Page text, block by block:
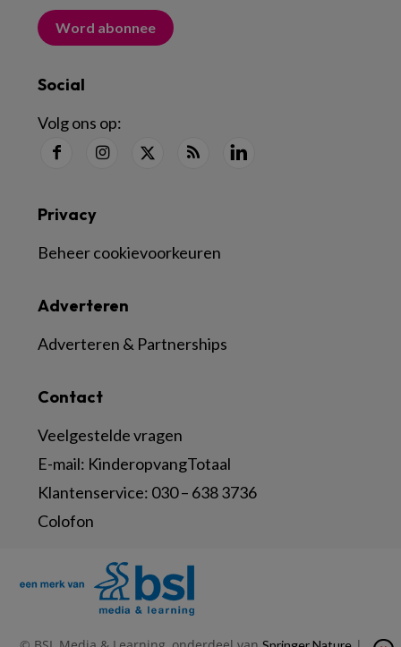
Word abonnee
Social
Volg ons op:
Contact
Veelgestelde vragen
E-mail: KinderopvangTotaal
Klantenservice: 030 – 638 3736
Colofon
Adverteren
Adverteren & Partnerships
Privacy
Beheer cookievoorkeuren